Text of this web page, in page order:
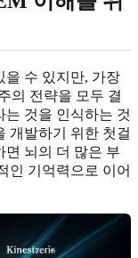
을 수 있지만, 가장
의 전략을 모두 결
것을 인식하는 것
개발하기 위한 첫걸
면 뇌의 더 많은 부
인 기억력으로 이어